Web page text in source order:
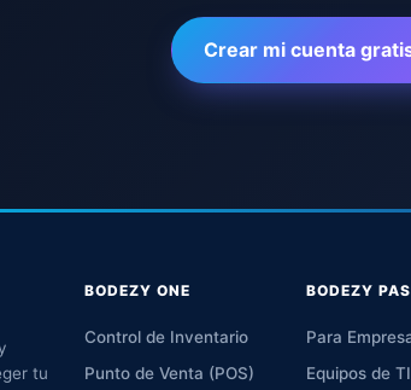
Crear mi cuenta
tu
BODEZY ONE
Control de Inventario
Punto de Venta (POS)
BODEZY
Para
Equipos de TI